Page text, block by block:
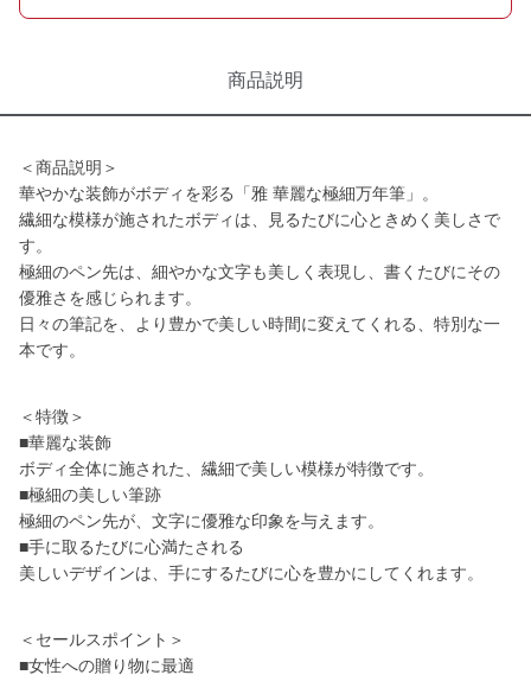
商品説明
＜商品説明＞
華やかな装飾がボディを彩る「雅 華麗な極細万年筆」。
繊細な模様が施されたボディは、見るたびに心ときめく美しさで
す。
極細のペン先は、細やかな文字も美しく表現し、書くたびにその
優雅さを感じられます。
日々の筆記を、より豊かで美しい時間に変えてくれる、特別な一
本です。
＜特徴＞
■華麗な装飾
ボディ全体に施された、繊細で美しい模様が特徴です。
■極細の美しい筆跡
極細のペン先が、文字に優雅な印象を与えます。
■手に取るたびに心満たされる
美しいデザインは、手にするたびに心を豊かにしてくれます。
＜セールスポイント＞
■女性への贈り物に最適